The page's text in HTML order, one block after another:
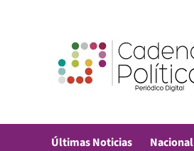
Últimas Noticias Nacional